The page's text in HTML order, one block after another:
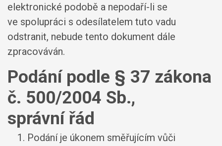
elektronické podobě a nepodaří-li se
ve spolupráci s odesílatelem tuto vadu
odstranit, nebude tento dokument dále
zpracováván.
Podání podle § 37 zákona
č. 500/2004 Sb.,
správní řád
Podání je úkonem směřujícím vůči